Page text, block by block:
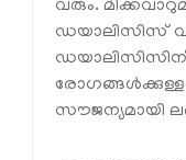
വരും.
ഡയാലിസിസ്
രോഗങ്ങള്‍ക്കുള്ള
സൗജന്യമായി